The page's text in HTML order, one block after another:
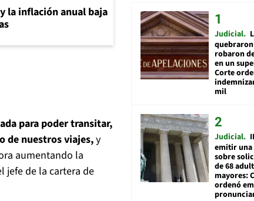
la inflación anual baja
para poder transitar,
de nuestros viajes,y
aumentando la
jefe de la cartera de
Judicial
robaron
en un
Corte
mil
Judicial
emitir
sobre
de 68
mayores:
ordenó